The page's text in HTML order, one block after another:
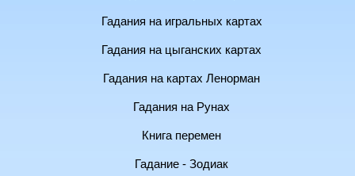
Гадания на игральных картах
Гадания на цыганских картах
Гадания на картах Ленорман
Гадания на Рунах
Книга перемен
Гадание - Зодиак